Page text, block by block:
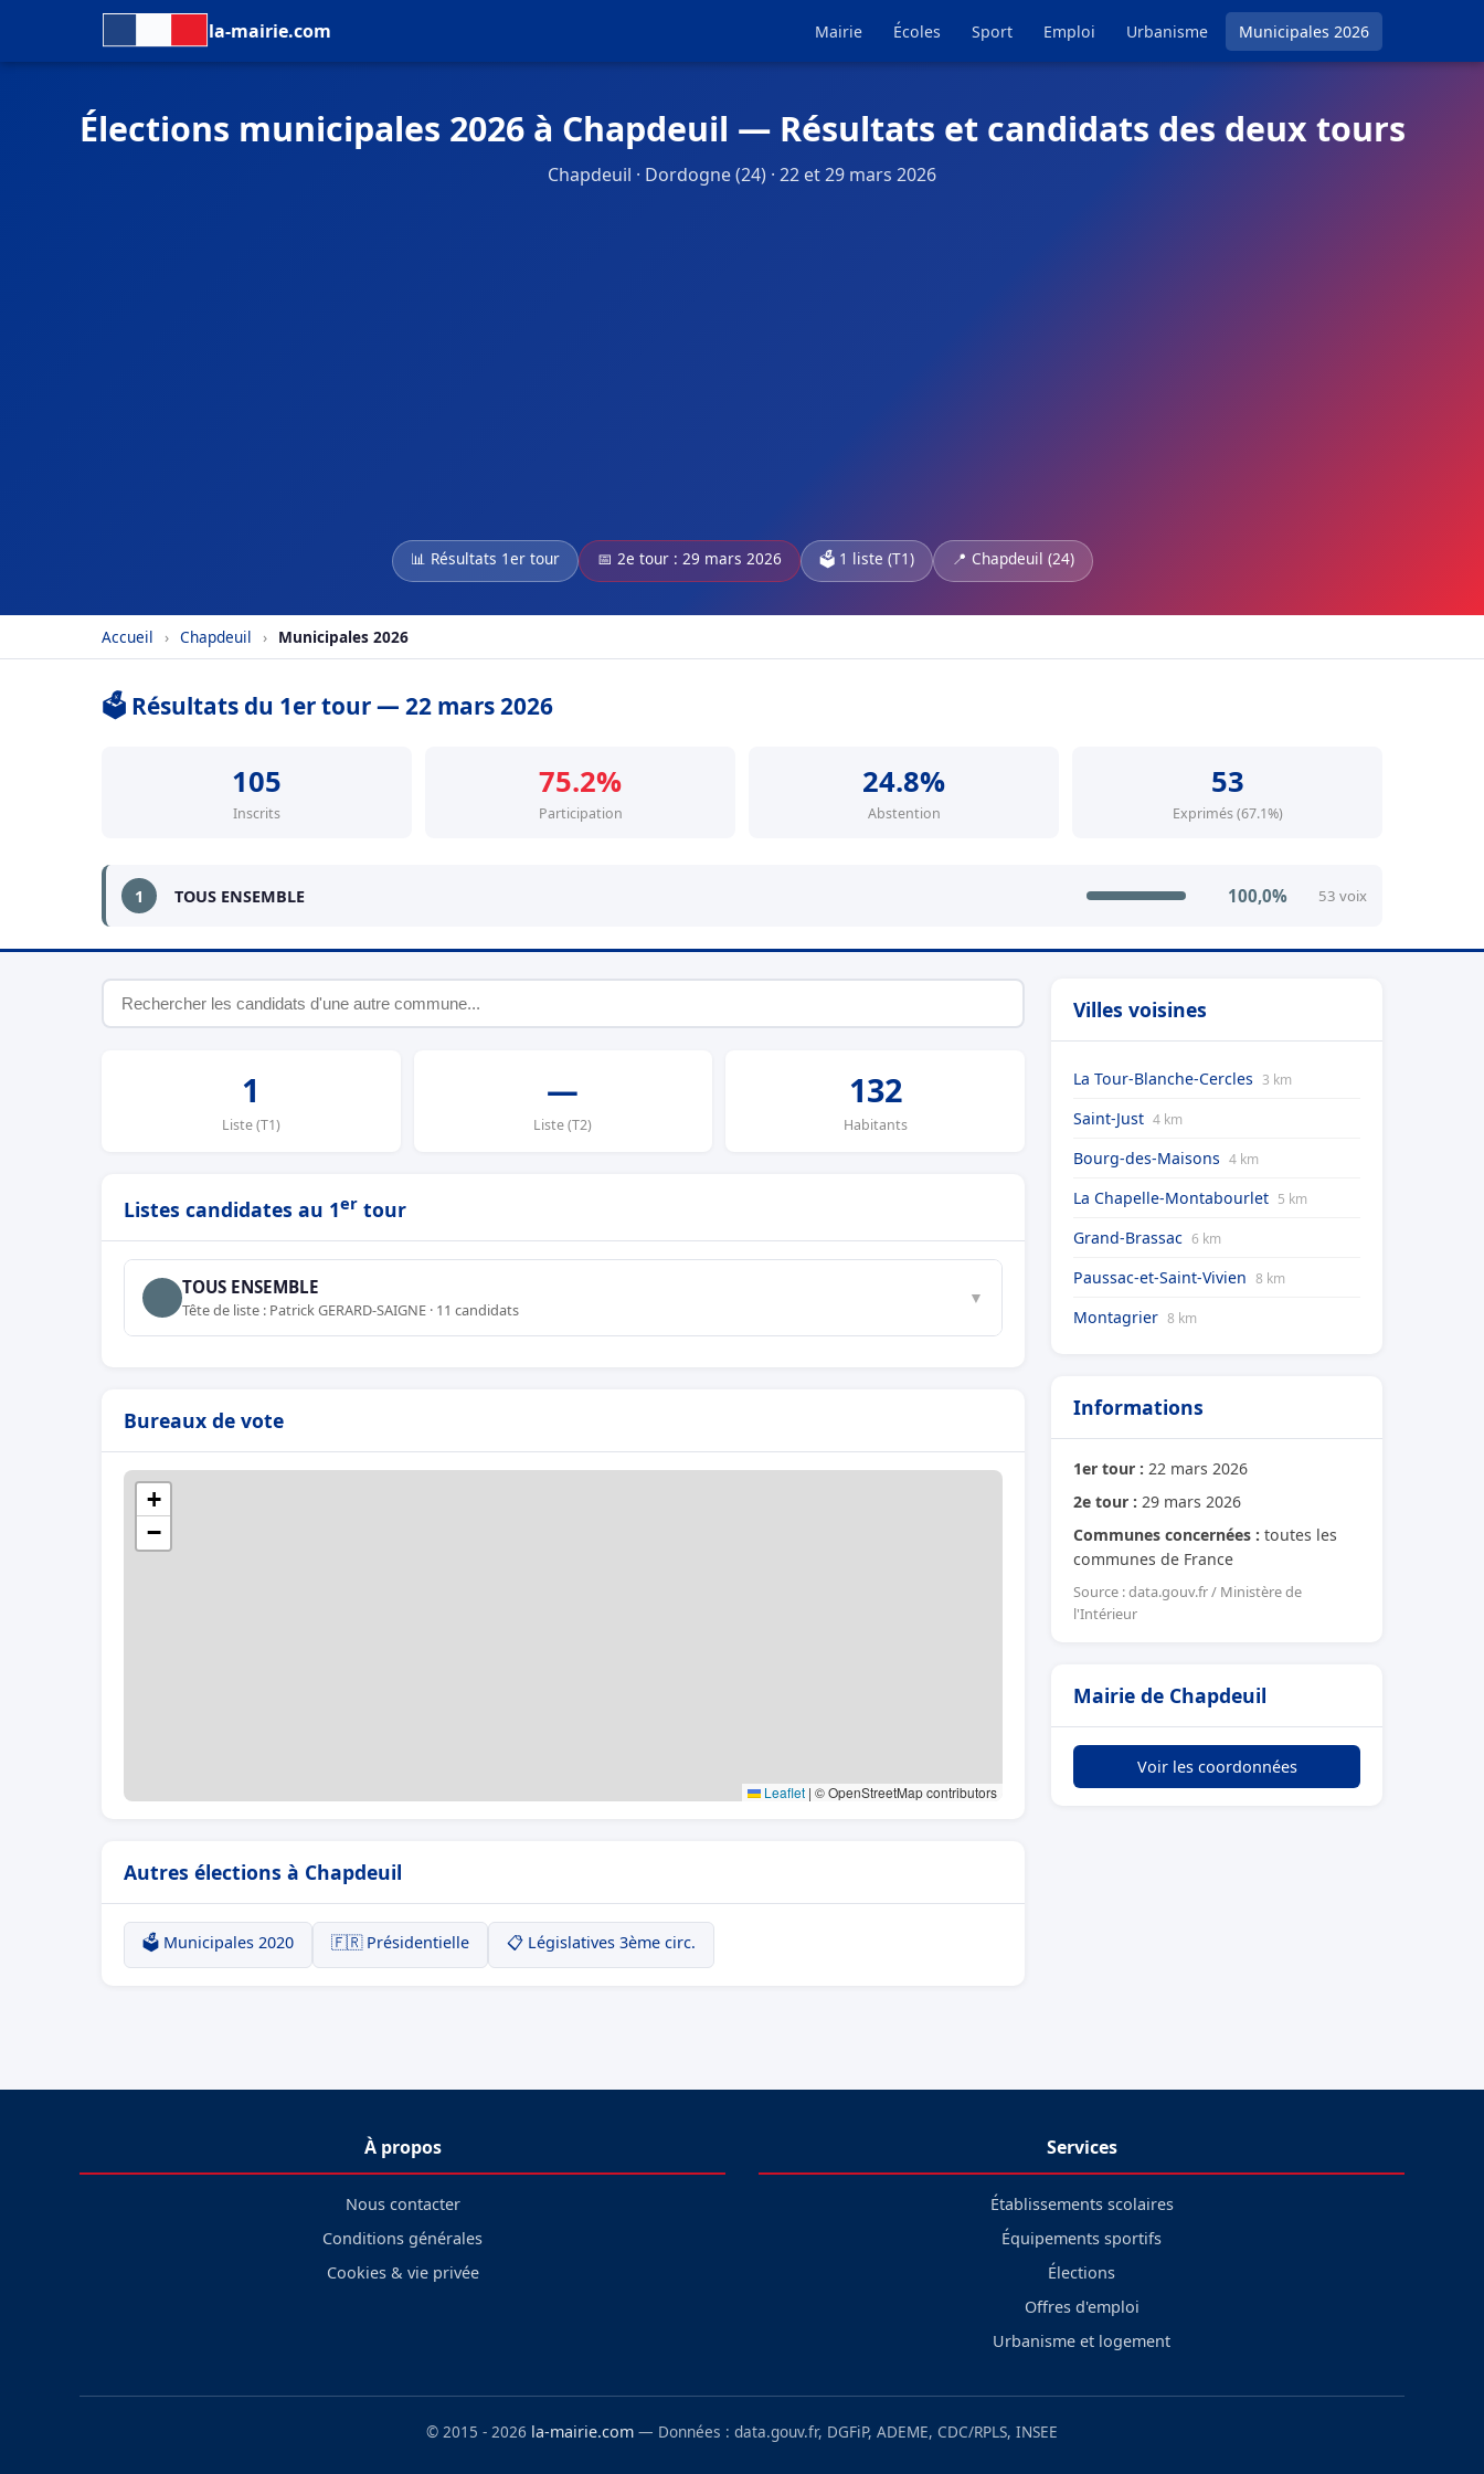
la-mairie.com Mairie Écoles Sport Emploi Urbanisme Municipales 2026
Élections municipales 2026 à Chapdeuil — Résultats et candidats des deux tours
Chapdeuil · Dordogne (24) · 22 et 29 mars 2026
📊 Résultats 1er tour 📅 2e tour : 29 mars 2026 🗳️ 1 liste (T1) 📍 Chapdeuil (24)
Accueil › Chapdeuil › Municipales 2026
🗳️ Résultats du 1er tour — 22 mars 2026
105
Inscrits
75.2%
Participation
24.8%
Abstention
53
Exprimés (67.1%)
1 TOUS ENSEMBLE 100,0% 53 voix
1
Liste (T1)
—
Liste (T2)
132
Habitants
Listes candidates au 1er tour
TOUS ENSEMBLE
Tête de liste : Patrick GERARD-SAIGNE · 11 candidats
▼
Bureaux de vote
+
−
Leaflet | © OpenStreetMap contributors
Autres élections à Chapdeuil
🗳️ Municipales 2020 🇫🇷 Présidentielle 📋 Législatives 3ème circ.
Villes voisines
La Tour-Blanche-Cercles 3 km
Saint-Just 4 km
Bourg-des-Maisons 4 km
La Chapelle-Montabourlet 5 km
Grand-Brassac 6 km
Paussac-et-Saint-Vivien 8 km
Montagrier 8 km
Informations
1er tour : 22 mars 2026
2e tour : 29 mars 2026
Communes concernées : toutes les
communes de France
Source : data.gouv.fr / Ministère de
l'Intérieur
Mairie de Chapdeuil
Voir les coordonnées
À propos
Nous contacter
Conditions générales
Cookies & vie privée
Services
Établissements scolaires
Équipements sportifs
Élections
Offres d'emploi
Urbanisme et logement
© 2015 - 2026 la-mairie.com — Données : data.gouv.fr, DGFiP, ADEME, CDC/RPLS, INSEE